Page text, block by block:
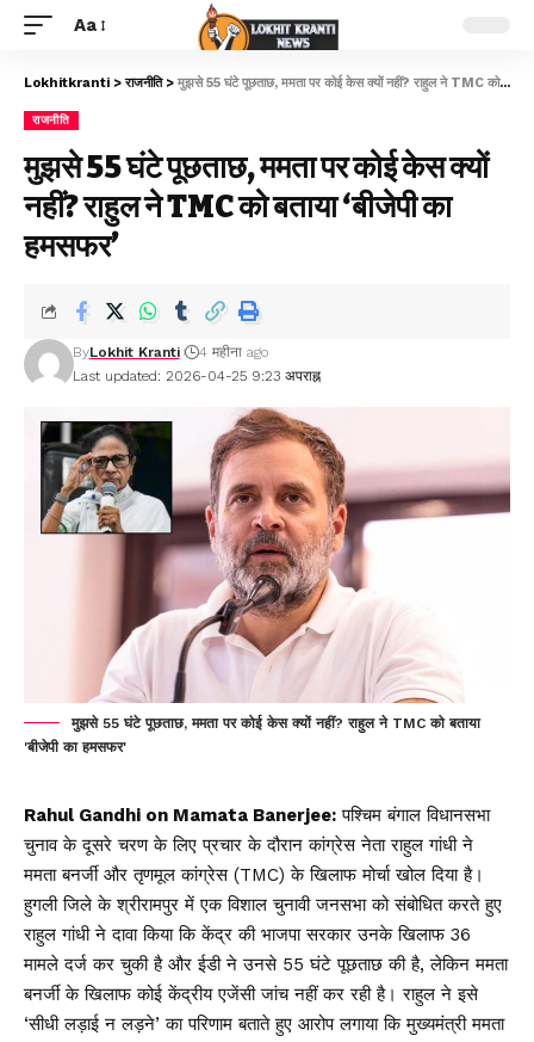
Aa
Lokhitkranti >राजनीति> मुझसे 55 घंटे पूछताछ, ममता पर कोई केस क्यों नहीं? राहुल ने TMC को बताया ‘बीजेपी का हमसफर’
राजनीति
मुझसे 55 घंटे पूछताछ, ममता पर कोई केस क्यों
नहीं? राहुल ने TMC को बताया ‘बीजेपी का
हमसफर’
Last updated: 2026-04-25 9:23 अपराह्न
ByLokhit Kranti 4 महीना ago
मुझसे 55 घंटे पूछताछ, ममता पर कोई केस क्यों नहीं? राहुल ने TMC को बताया
'बीजेपी का हमसफर'
Rahul Gandhi on Mamata Banerjee: पश्चिम बंगाल विधानसभा
चुनाव के दूसरे चरण के लिए प्रचार के दौरान कांग्रेस नेता राहुल गांधी ने
ममता बनर्जी और तृणमूल कांग्रेस (TMC) के खिलाफ मोर्चा खोल दिया है।
हुगली जिले के श्रीरामपुर में एक विशाल चुनावी जनसभा को संबोधित करते हुए
राहुल गांधी ने दावा किया कि केंद्र की भाजपा सरकार उनके खिलाफ 36
मामले दर्ज कर चुकी है और ईडी ने उनसे 55 घंटे पूछताछ की है, लेकिन ममता
बनर्जी के खिलाफ कोई केंद्रीय एजेंसी जांच नहीं कर रही है। राहुल ने इसे
‘सीधी लड़ाई न लड़ने’ का परिणाम बताते हुए आरोप लगाया कि मुख्यमंत्री ममता